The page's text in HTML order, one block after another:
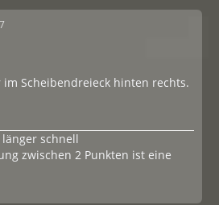
im Scheibendreieck hinten rechts.
schnell
zwischen 2 Punkten ist eine